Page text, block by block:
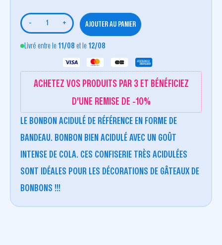
- + AJOUTER AU PANIER
Livré entre le 11/08 et le 12/08
ACHETEZ VOS PRODUITS PAR 3 ET BÉNÉFICIEZ
D'UNE REMISE DE -10%
LE BONBON ACIDULÉ DE RÉFÉRENCE EN FORME DE
BANDEAU. BONBON BIEN ACIDULÉ AVEC UN GOÛT
INTENSE DE COLA. CES CONFISERIE TRÈS ACIDULÉES
SONT IDÉALES POUR LES DÉCORATIONS DE GÂTEAUX DE
BONBONS !!!